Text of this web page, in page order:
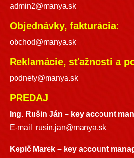
admin2@manya.sk
Objednávky, fakturácia:
obchod@manya.sk
Reklamácie, sťažnosti a
podnety@manya.sk
PREDAJ
Ing. Rušin Ján – key account
E-mail: rusin.jan@manya.sk
Kepič Marek – key account